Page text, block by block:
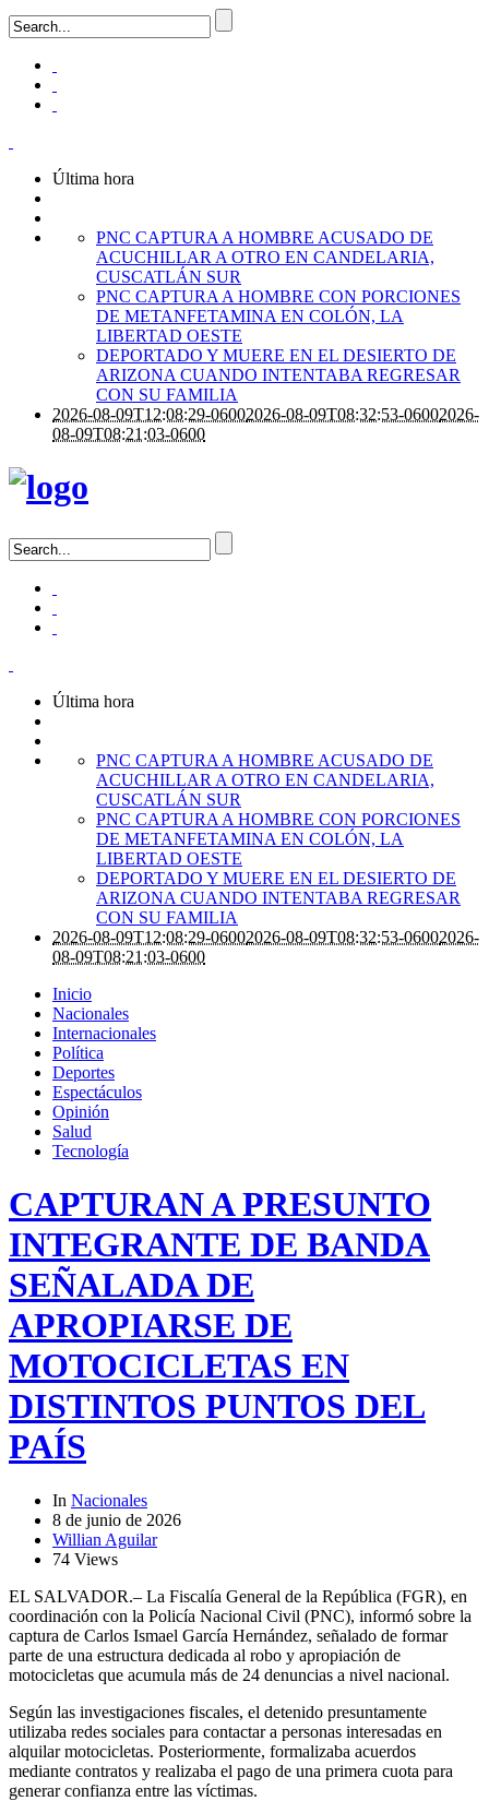
Última hora
PNC CAPTURA A HOMBRE ACUSADO DE
ACUCHILLAR A OTRO EN CANDELARIA,
CUSCATLÁN SUR
PNC CAPTURA A HOMBRE CON PORCIONES
DE METANFETAMINA EN COLÓN, LA
LIBERTAD OESTE
DEPORTADO Y MUERE EN EL DESIERTO DE
ARIZONA CUANDO INTENTABA REGRESAR
CON SU FAMILIA
2026-08-09T12:08:29-06002026-08-09T08:32:53-06002026-
08-09T08:21:03-0600
Última hora
PNC CAPTURA A HOMBRE ACUSADO DE
ACUCHILLAR A OTRO EN CANDELARIA,
CUSCATLÁN SUR
PNC CAPTURA A HOMBRE CON PORCIONES
DE METANFETAMINA EN COLÓN, LA
LIBERTAD OESTE
DEPORTADO Y MUERE EN EL DESIERTO DE
ARIZONA CUANDO INTENTABA REGRESAR
CON SU FAMILIA
2026-08-09T12:08:29-06002026-08-09T08:32:53-06002026-
08-09T08:21:03-0600
Inicio
Nacionales
Internacionales
Política
Deportes
Espectáculos
Opinión
Salud
Tecnología
CAPTURAN A PRESUNTO
INTEGRANTE DE BANDA
SEÑALADA DE
APROPIARSE DE
MOTOCICLETAS EN
DISTINTOS PUNTOS DEL
PAÍS
In Nacionales
8 de junio de 2026
Willian Aguilar
74 Views
EL SALVADOR.– La Fiscalía General de la República (FGR), en
coordinación con la Policía Nacional Civil (PNC), informó sobre la
captura de Carlos Ismael García Hernández, señalado de formar
parte de una estructura dedicada al robo y apropiación de
motocicletas que acumula más de 24 denuncias a nivel nacional.
Según las investigaciones fiscales, el detenido presuntamente
utilizaba redes sociales para contactar a personas interesadas en
alquilar motocicletas. Posteriormente, formalizaba acuerdos
mediante contratos y realizaba el pago de una primera cuota para
generar confianza entre las víctimas.